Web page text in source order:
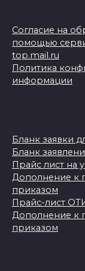
Согласие на
помощью
top.mail.ru
Политика
информации
Бланк заявки
Бланк
Прайс лист на
Дополнение к
приказом
Прайс-лист
Дополнение к
приказом